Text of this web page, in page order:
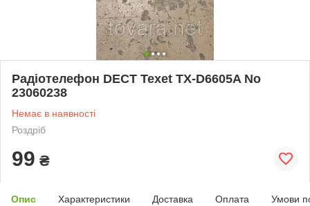
Радіотелефон DECT Texet TX-D6605A No
23060238
Немає в наявності
Роздріб
99 ₴
Опис Характеристики Доставка Оплата Умови